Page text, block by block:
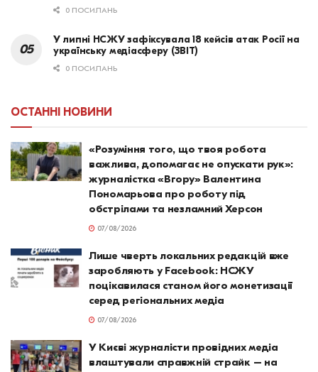
0 ПОСИЛАНЬ
У липні НСЖУ зафіксувала 18 кейсів атак Росії на
українську медіасферу (ЗВІТ)
0 ПОСИЛАНЬ
ОСТАННІ НОВИНИ
«Розуміння того, що твоя робота
важлива, допомагає не опускати рук»:
журналістка «Вгору» Валентина
Пономарьова про роботу під
обстрілами та незламний Херсон
07/08/2026
Лише чверть локальних редакцій вже
заробляють у Facebook: НСЖУ
поцікавилася станом його монетизації
серед регіональних медіа
07/08/2026
У Києві журналісти провідних медіа
влаштували справжній страйк – на